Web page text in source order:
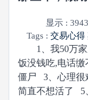
显示 : 3943
Tags : 交易心得
1、我50万家
饭没钱吃,电话
僵尸 3、心理很
简直不想活了 5